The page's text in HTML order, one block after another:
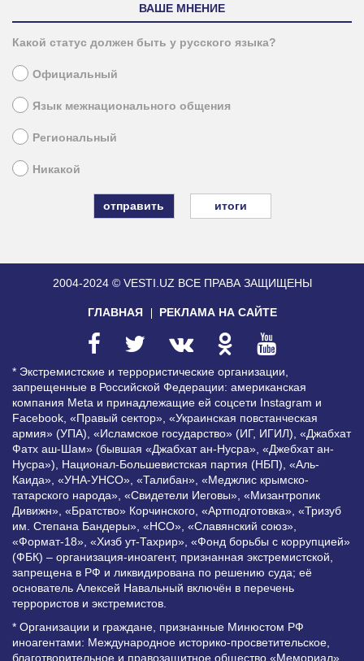
ВАШЕ МНЕНИЕ
Какой статус должен быть у русского языка?
Официальный
Язык межнационального общения
Региональный
Никакой
итоги
2004-2024 © VESTI.UZ ВСЕ ПРАВА ЗАЩИЩЕНЫ
ГЛАВНАЯ РЕКЛАМА НА САЙТЕ
* Экстремистские и террористические организации,
запрещенные в Российской Федерации: американская
компания Meta и принадлежащие ей соцсети Instagram и
Facebook, «Правый сектор», «Украинская повстанческая
армия» (УПА), «Исламское государство» (ИГ, ИГИЛ), «Джабхат
Фатх аш-Шам» (бывшая «Джабхат ан-Нусра», «Джебхат ан-
Нусра»), Национал-Большевистская партия (НБП), «Аль-
Каида», «УНА-УНСО», «Талибан», «Меджлис крымско-
татарского народа», «Свидетели Иеговы», «Мизантропик
Дивижн», «Братство» Корчинского, «Артподготовка», «Тризуб
им. Степана Бандеры», «НСО», «Славянский союз»,
«Формат-18», «Хизб ут-Тахрир», «Фонд борьбы с коррупцией»
(ФБК) – организация-иноагент, признанная экстремистской,
запрещена в РФ и ликвидирована по решению суда; её
основатель Алексей Навальный включён в перечень
террористов и экстремистов.
* Организации и граждане, признанные Минюстом РФ
иноагентами: Международное историко-просветительское,
благотворительное и правозащитное общество «Мемориал»,